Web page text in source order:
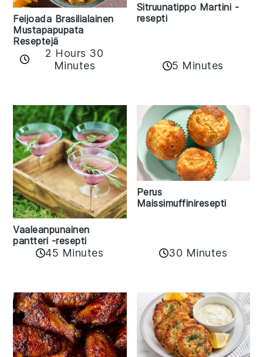
Feijoada Brasilialainen
Mustapapupata
Reseptejä
2 Hours 30
Minutes
Sitruunatippo Martini -
resepti
5 Minutes
Vaaleanpunainen
pantteri -resepti
45 Minutes
Perus
Maissimuffiniresepti
30 Minutes